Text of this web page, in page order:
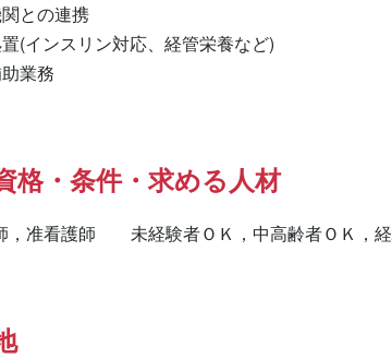
との連携
(インスリン対応、経管栄養など)
業務
格・条件・求める人材
，准看護師　　未経験者ＯＫ，中高齢者ＯＫ，